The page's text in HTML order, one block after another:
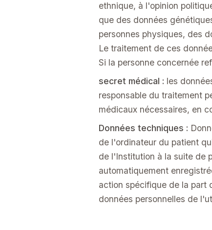
ethnique, à l'opinion
que des données
personnes physiques, des
Le traitement de ces
Si la personne concernée
secret médical : les
responsable du traitement
médicaux nécessaires, en
Données techniques :
de l'ordinateur du patient
de l'Institution à la suite de
automatiquement
action spécifique de la part
données personnelles de